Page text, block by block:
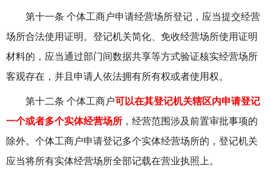
第十一条 个体工商户申请经营场所登记，应当提交经营
场所合法使用证明。登记机关简化、免收经营场所使用证明
材料的，应当通过部门间数据共享等方式验证核实经营场所
客观存在，并且申请人依法拥有所有权或者使用权。
第十二条 个体工商户可以在其登记机关辖区内申请登记
一个或者多个实体经营场所 ，经营范围涉及前置审批事项的
除外。个体工商户申请登记多个实体经营场所的，登记机关
应当将所有实体经营场所全部记载在营业执照上。